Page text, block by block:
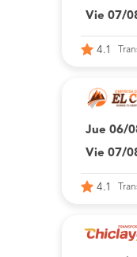
Vie 07/
4.1
Jue 06/
Vie 07/
4.1